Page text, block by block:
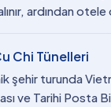
ardından otele
Chi Tünelleri
şehir turunda
ve Tarihi Posta